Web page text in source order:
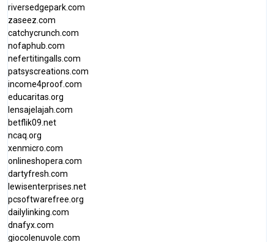
riversedgepark.com
zaseez.com
catchycrunch.com
nofaphub.com
nefertitingalls.com
patsyscreations.com
income4proof.com
educaritas.org
lensajelajah.com
betflik09.net
ncaq.org
xenmicro.com
onlineshopera.com
dartyfresh.com
lewisenterprises.net
pcsoftwarefree.org
dailylinking.com
dnafyx.com
giocolenuvole.com